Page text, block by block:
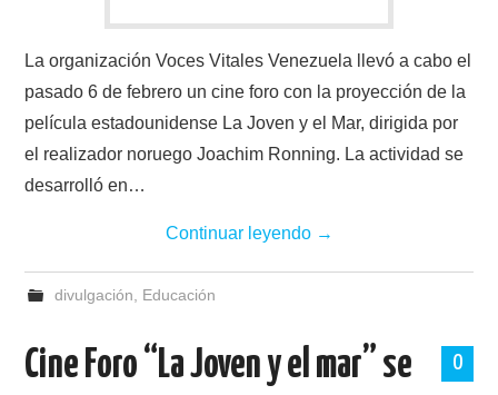
La organización Voces Vitales Venezuela llevó a cabo el
pasado 6 de febrero un cine foro con la proyección de la
película estadounidense La Joven y el Mar, dirigida por
el realizador noruego Joachim Ronning. La actividad se
desarrolló en…
Continuar leyendo →
divulgación Educación
0
Cine Foro “La Joven y el mar” se